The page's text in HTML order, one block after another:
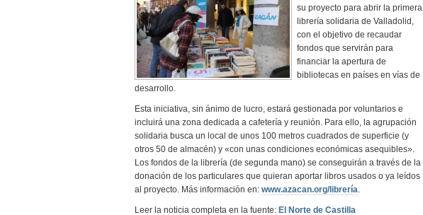
su proyecto para abrir la primera
librería solidaria de Valladolid,
con el objetivo de recaudar
fondos que servirán para
financiar la apertura de
bibliotecas en países en vías de
desarrollo.
Esta iniciativa, sin ánimo de lucro, estará gestionada por voluntarios e
incluirá una zona dedicada a cafetería y reunión. Para ello, la agrupación
solidaria busca un local de unos 100 metros cuadrados de superficie (y
otros 50 de almacén) y «con unas condiciones económicas asequibles».
Los fondos de la librería (de segunda mano) se conseguirán a través de la
donación de los particulares que quieran aportar libros usados o ya leídos
al proyecto. Más información en: www.azacan.org/librería.
Leer la noticia completa en la fuente: El Norte de Castilla